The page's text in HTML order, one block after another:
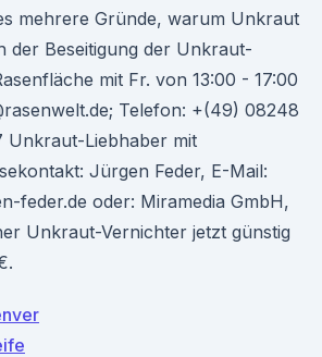
mehrere Gründe, warum Unkraut
der Beseitigung der Unkraut-
mit Fr. von 13:00 - 17:00
Telefon: +(49) 08248
Unkraut-Liebhaber mit
Jürgen Feder, E-Mail:
feder.de oder: Miramedia GmbH,
Unkraut-Vernichter jetzt günstig